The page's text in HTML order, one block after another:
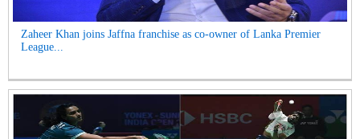
Zaheer Khan joins Jaffna franchise as co-owner of Lanka Premier
League...